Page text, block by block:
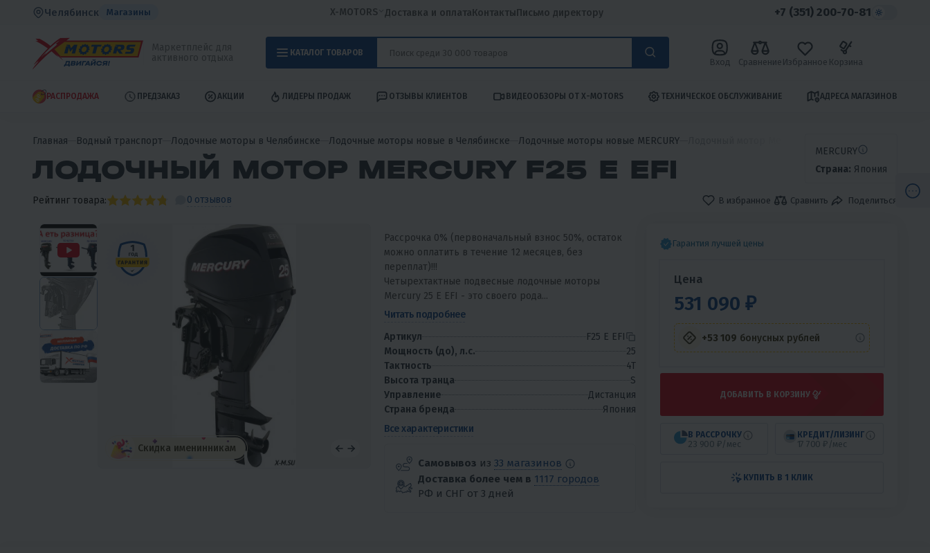
Челябинск Магазины X-MOTORS Доставка и оплатаКонтактыПисьмо директору +7 (351) 200-70-81
КАТАЛОГ ТОВАРОВ
Вход Сравнение Избранное Корзина
РАСПРОДАЖА ПРЕДЗАКАЗ АКЦИИ ЛИДЕРЫ ПРОДАЖ ОТЗЫВЫ КЛИЕНТОВ ВИДЕООБЗОРЫ ОТ X-MOTORS ТЕХНИЧЕСКОЕ ОБСЛУЖИВАНИЕ АДРЕСА МАГАЗИНОВ
Главная Водный транспорт Лодочные моторы в Челябинске Лодочные моторы новые в Челябинске Лодочные моторы новые MERCURY
ЛОДОЧНЫЙ МОТОР MERCURY F25 E EFI
MERCURY
Страна: Япония
Рейтинг товара: 0 отзывов В избранное Сравнить Поделиться
Скидка именинникам
Рассрочка 0% (первоначальный взнос 50%, остаток
можно оплатить в течение 12 месяцев, без
переплат)!!!
Четырехтактные подвесные лодочные моторы
Mercury 25 E EFI - это своего рода...
Читать подробнее
Артикул
F25 E EFI
Мощность (до), л.с.
25
Тактность
4T
Высота транца
S
Управление
Дистанция
Страна бренда
Япония
Все характеристики
Самовывоз из 33 магазинов
Доставка более чем в 1117 городов
РФ и СНГ от 3 дней
Гарантия лучшей цены
Цена
531 090 ₽
+53 109 бонусных рублей
ДОБАВИТЬ В КОРЗИНУ
В РАССРОЧКУ
23 900 ₽/мес
КРЕДИТ/ЛИЗИНГ
17 700 ₽/мес
КУПИТЬ В 1 КЛИК